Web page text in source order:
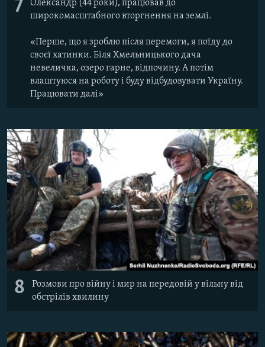
7
Олександр (44 роки), працював до
широкомасштабного вторгнення на землі.
«Перше, що я зроблю після перемоги, я поїду до
своєї хатинки. Біля Хмельницького дача
невеличка, озеро гарне, відпочину. А потім
влаштуюся на роботу і буду відбудовувати Україну.
Працювати далі»
8
Розмови про війну і мир на передовій у вільну від
обстрілів хвилину